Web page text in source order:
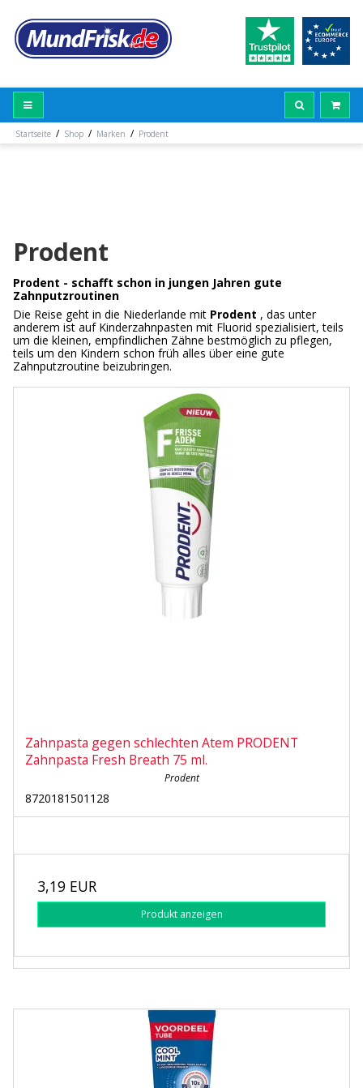
Startseite / Shop / Marken / Prodent
Prodent
Prodent - schafft schon in jungen Jahren gute
Zahnputzroutinen
Die Reise geht in die Niederlande mit Prodent , das unter
anderem ist auf Kinderzahnpasten mit Fluorid spezialisiert, teils
um die kleinen, empfindlichen Zähne bestmöglich zu pflegen,
teils um den Kindern schon früh alles über eine gute
Zahnputzroutine beizubringen.
Zahnpasta gegen schlechten Atem PRODENT
Zahnpasta Fresh Breath 75 ml.
Prodent
8720181501128
3,19 EUR
Produkt anzeigen